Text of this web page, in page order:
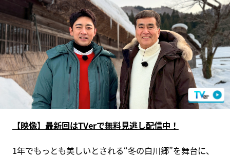
【映像】最新回はTVerで無料見逃し配信中！
1年でもっとも美しいとされる“冬の白川郷”を舞台に、